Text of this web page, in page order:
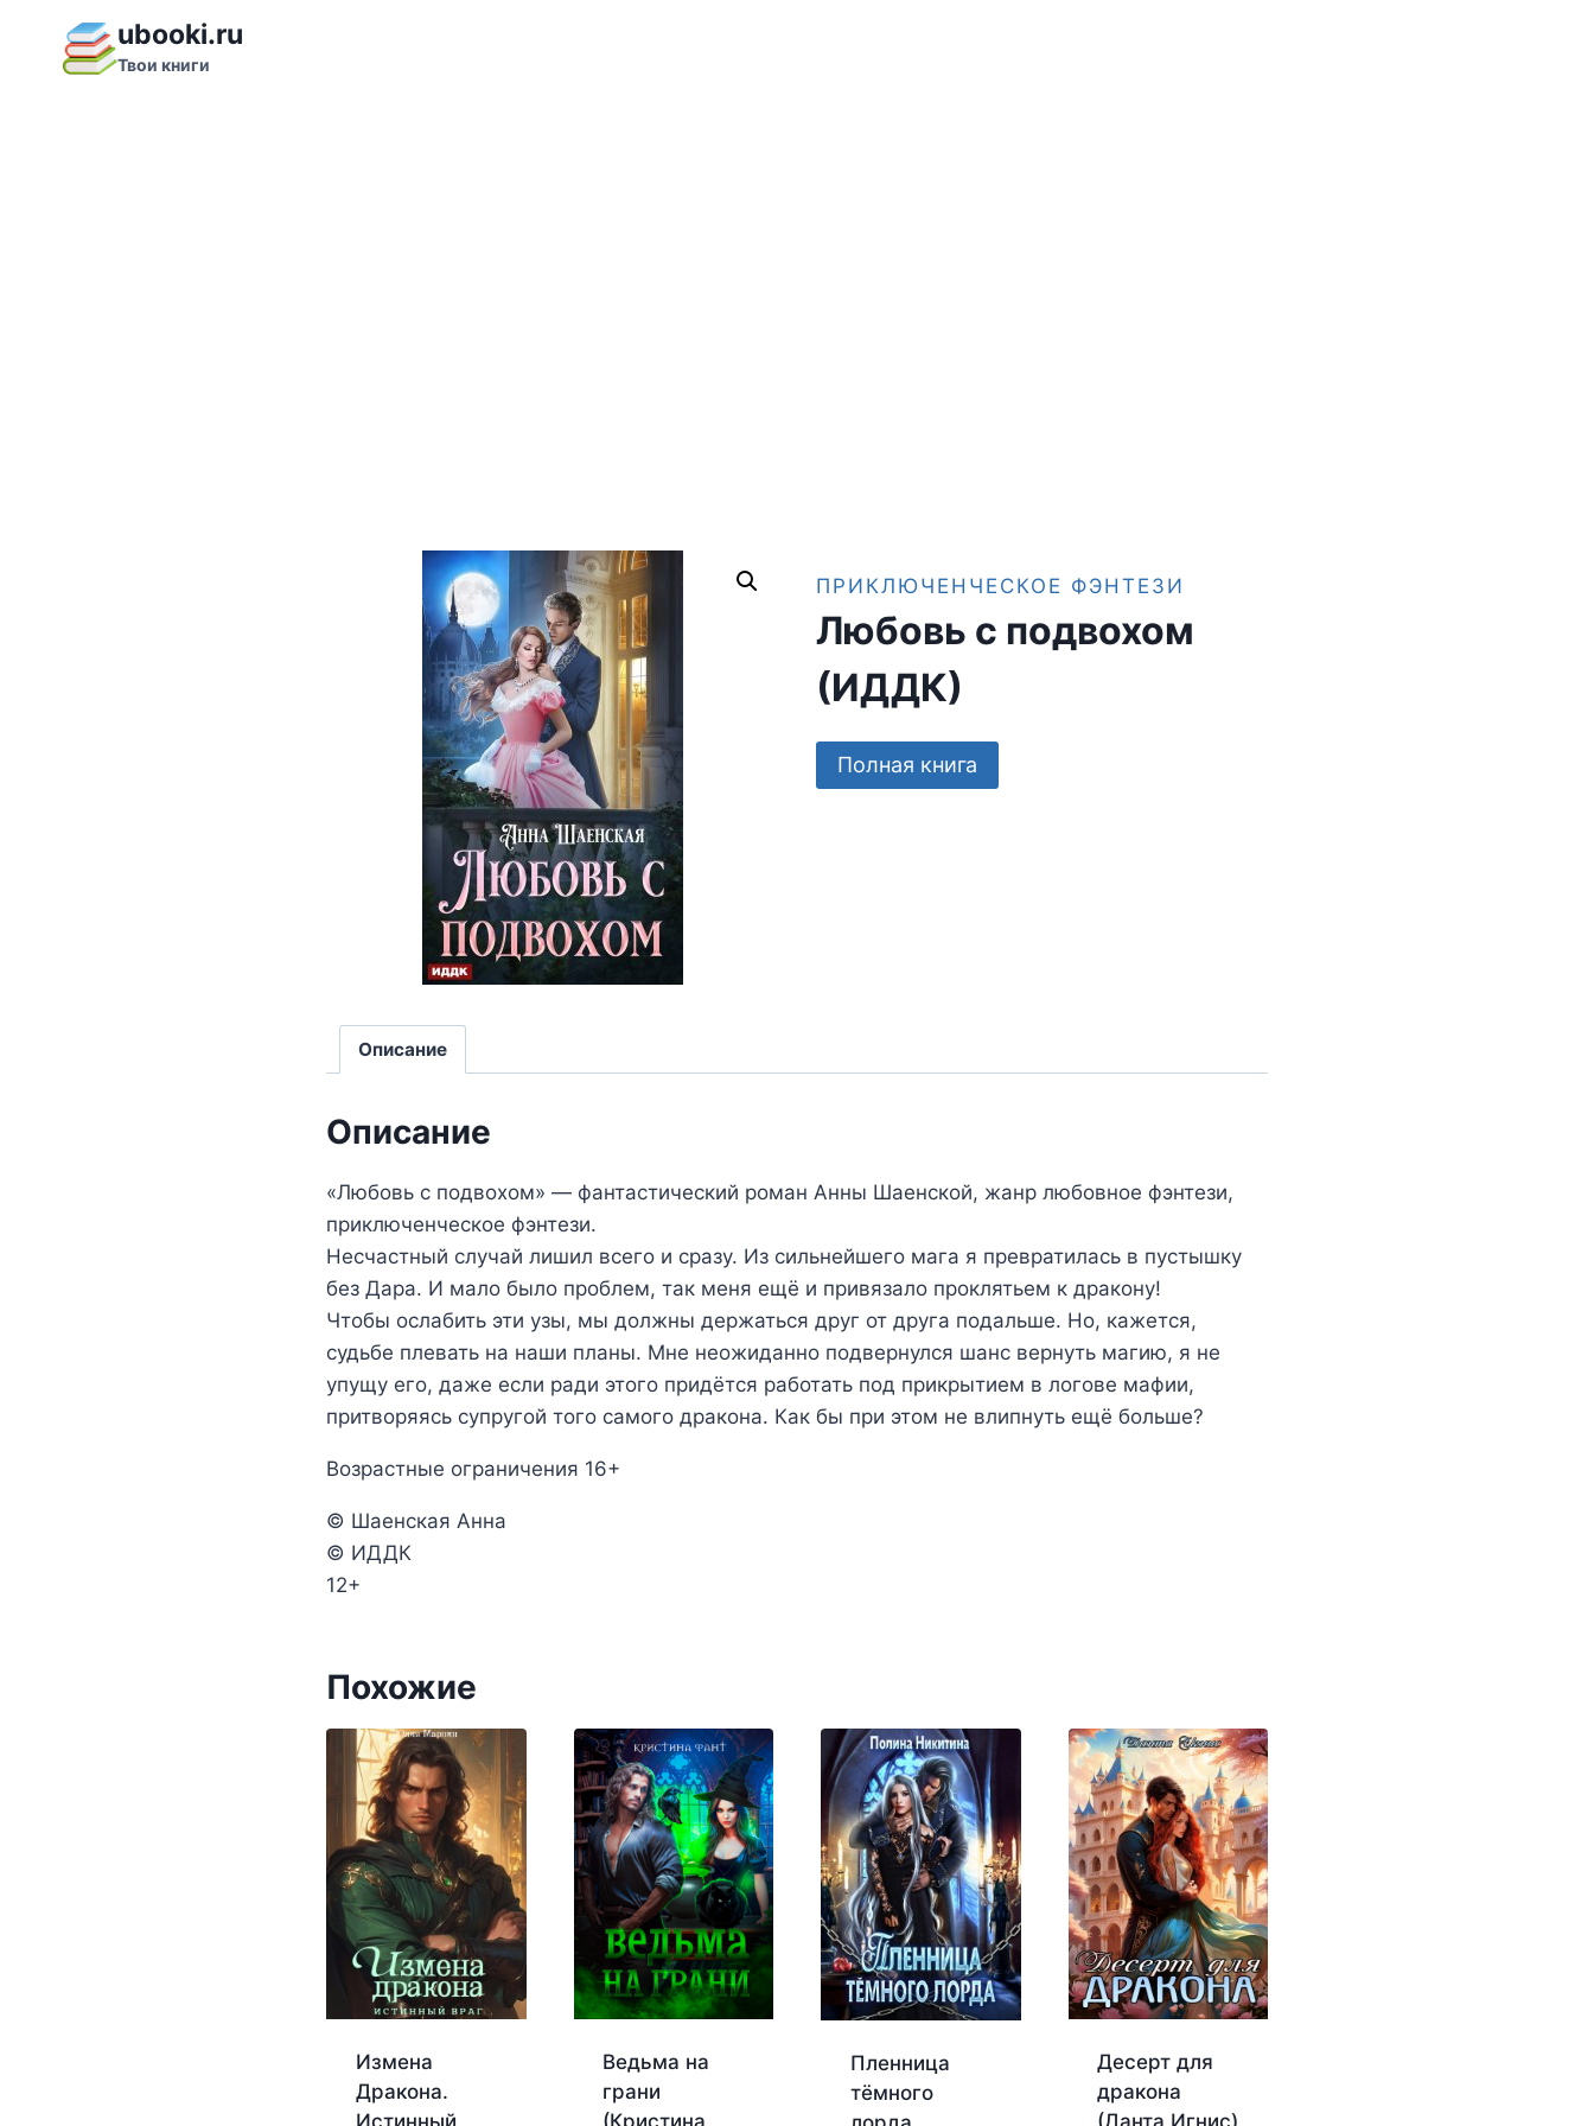
содержимому
ubooki.ru
Твои книги
ПРИКЛЮЧЕНЧЕСКОЕ ФЭНТЕЗИ
Любовь с подвохом
(ИДДК)
Полная книга
Описание
Описание
«Любовь с подвохом» — фантастический роман Анны Шаенской, жанр любовное фэнтези,
приключенческое фэнтези.
Несчастный случай лишил всего и сразу. Из сильнейшего мага я превратилась в пустышку
без Дара. И мало было проблем, так меня ещё и привязало проклятьем к дракону!
Чтобы ослабить эти узы, мы должны держаться друг от друга подальше. Но, кажется,
судьбе плевать на наши планы. Мне неожиданно подвернулся шанс вернуть магию, я не
упущу его, даже если ради этого придётся работать под прикрытием в логове мафии,
притворяясь супругой того самого дракона. Как бы при этом не влипнуть ещё больше?
Возрастные ограничения 16+
© Шаенская Анна
© ИДДК
12+
Похожие
Измена
Дракона.
Истинный
Ведьма на
грани
(Кристина
Пленница
тёмного
Десерт для
дракона
(Данта Игнис)